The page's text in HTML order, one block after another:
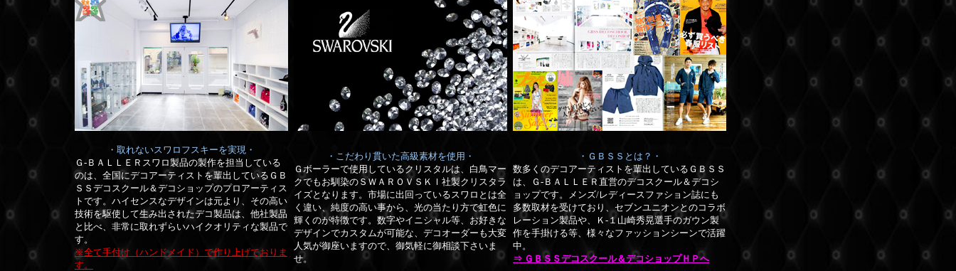
・取れないスワロフスキーを実現・
Ｇ-ＢＡＬＬＥＲスワロ製品の製作を担当している
のは、全国にデコアーティストを輩出しているＧＢ
ＳＳデコスクール＆デコショップのプロアーティス
トです。 ハイセンスなデザインは元より、その高い
技術を駆使して生み出されたデコ製品は、他社製品
と比べ、非常に取れずらいハイクオリティな製品で
す。
※全て手付け（ハンドメイド）で作り上げておりま
す。
・こだわり貫いた高級素材を使用・
Ｇボーラーで使用しているクリスタルは、白鳥マー
クでもお馴染のＳＷＡＲＯＶＳＫＩ社製クリスタラ
イズとなります。市場に出回っているスワロとは全
く違い、純度の高い事から、光の当たり方で虹色に
輝くのが特徴です。数字やイニシャル等、お好きな
デザインでカスタムが可能な、デコオーダーも大変
人気が御座いますので、御気軽に御相談下さいま
せ。
・ＧＢＳＳとは？・
数多くのデコアーティストを輩出しているＧＢＳＳ
は、Ｇ-ＢＡＬＬＥＲ直営のデコスクール＆デコシ
ョップです。メンズ/レディースファション誌にも
多数取材を受けており、セブンユニオンとのコラボ
レーション製品や、Ｋ-１山崎秀晃選手のガウン製
作を手掛ける等、様々なファッションシーンで活躍
中。
⇒ ＧＢＳＳデコスクール＆デコショップＨＰへ